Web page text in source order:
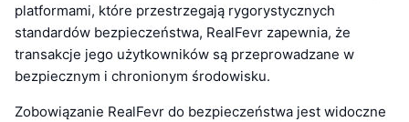
platformami, które przestrzegają rygorystycznych
standardów bezpieczeństwa, RealFevr zapewnia, że
transakcje jego użytkowników są przeprowadzane w
bezpiecznym i chronionym środowisku.
Zobowiązanie RealFevr do bezpieczeństwa jest widoczne